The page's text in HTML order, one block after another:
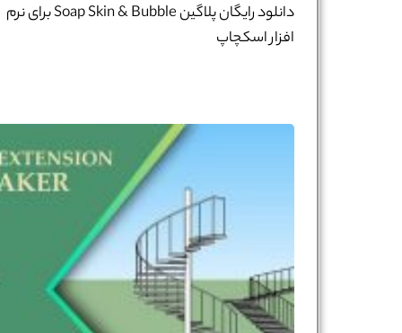
دانلود رایگان پلاگین Soap Skin & Bubble برای نرم
افزار اسکچاپ